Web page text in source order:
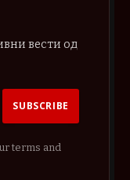
вести од
terms and